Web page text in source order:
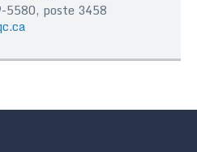
5580, poste 3458